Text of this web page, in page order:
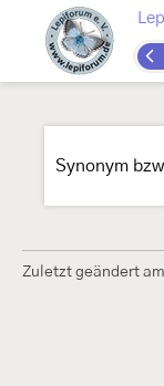
Synonym
Zuletzt geändert am